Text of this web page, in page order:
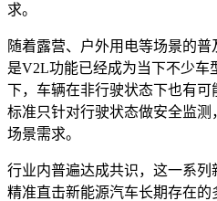
求。
随着露营、户外用电等场景的
是V2L功能已经成为当下不少车
下，车辆在非行驶状态下也有
标准只针对行驶状态做安全监
场景需求。
行业内普遍达成共识，这一系列
精准直击新能源汽车长期存在